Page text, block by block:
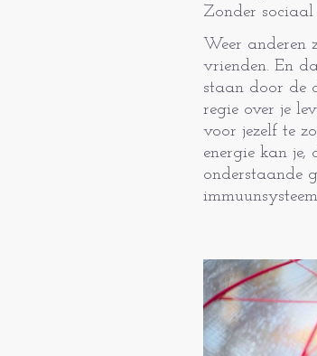
Zonder sociaal
Weer anderen
vrienden. En
staan door de
regie over je
voor jezelf te
energie kan je,
onderstaande